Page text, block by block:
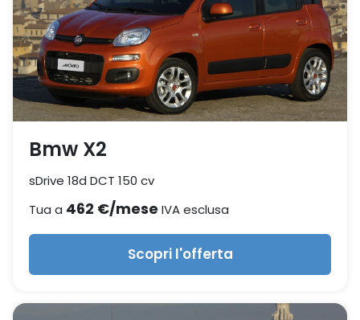
Bmw X2
sDrive 18d DCT 150 cv
Tua a 462 €/mese IVA esclusa
Scopri l'offerta